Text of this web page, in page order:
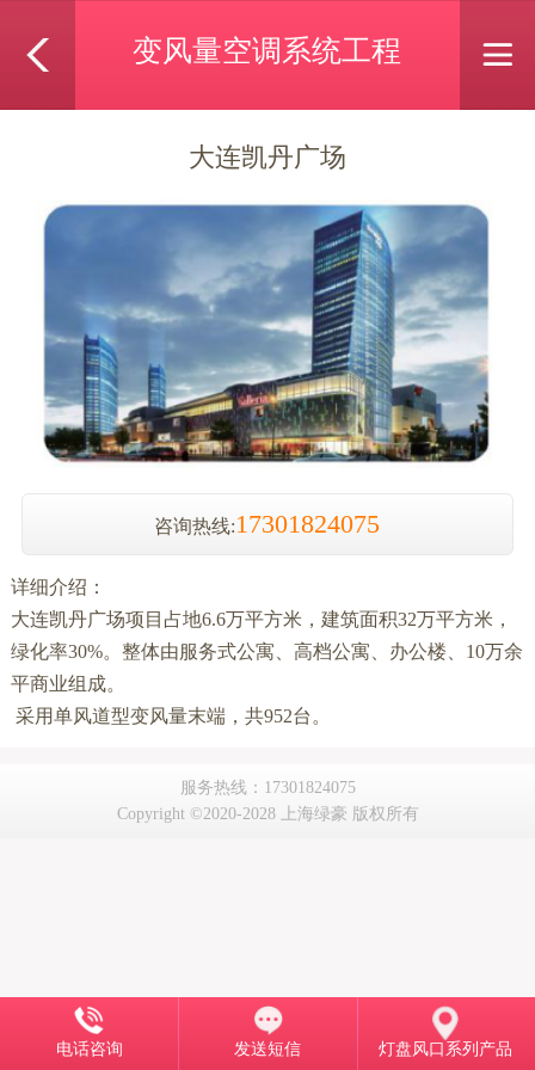
变风量空调系统工程
大连凯丹广场
咨询热线:17301824075
详细介绍：
大连凯丹广场项目占地6.6万平方米，建筑面积32万平方米，
绿化率30%。整体由服务式公寓、高档公寓、办公楼、10万余
平商业组成。
采用单风道型变风量末端，共952台。
服务热线：17301824075
Copyright ©2020-2028 上海绿豪 版权所有
电话咨询 发送短信 灯盘风口系列产品